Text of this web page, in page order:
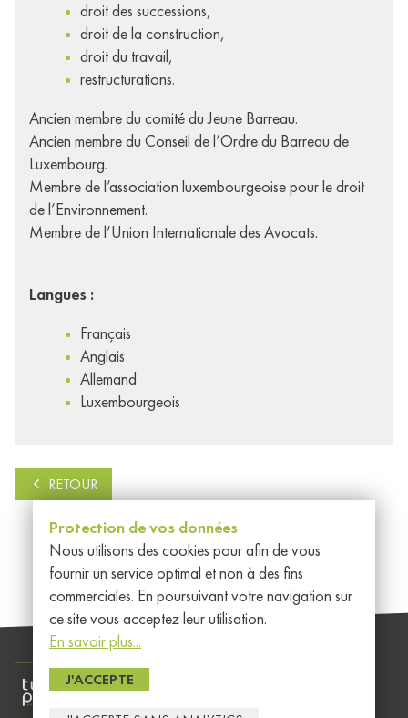
droit des successions,
droit de la construction,
droit du travail,
restructurations.
Ancien membre du comité du Jeune Barreau.
Ancien membre du Conseil de l’Ordre du Barreau de
Luxembourg.
Membre de l’association luxembourgeoise pour le droit
de l’Environnement.
Membre de l’Union Internationale des Avocats.
Langues :
Français
Anglais
Allemand
Luxembourgeois
RETOUR
Member of EEIG
Protection de vos données
Nous utilisons des cookies pour afin de vous
fournir un service optimal et non à des fins
commerciales. En poursuivant votre navigation sur
ce site vous acceptez leur utilisation.
En savoir plus...
Généralités
J'ACCEPTE